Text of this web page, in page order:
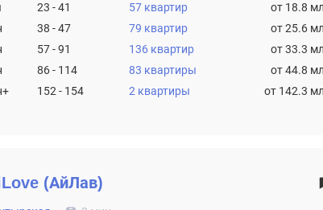
23 - 41 57 квартир
от 18.8
38 - 47 79 квартир
от 25.6
57 - 91 136 квартир
от 33.3
86 - 114 83 квартиры
от 44.8
152 - 154 2 квартиры от 142.3
(АйЛав)